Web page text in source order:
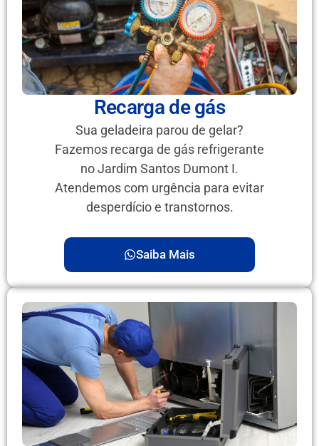
Recarga de gás
Sua geladeira parou de gelar?
Fazemos recarga de gás refrigerante
no Jardim Santos Dumont I.
Atendemos com urgência para evitar
desperdício e transtornos.
Saiba Mais